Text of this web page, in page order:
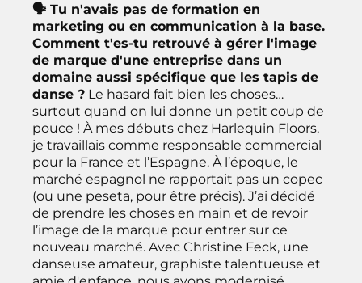
🗣 Tu n'avais pas de formation en
marketing ou en communication à la base.
Comment t'es-tu retrouvé à gérer l'image
de marque d'une entreprise dans un
domaine aussi spécifique que les tapis de
danse ? Le hasard fait bien les choses…
surtout quand on lui donne un petit coup de
pouce ! À mes débuts chez Harlequin Floors,
je travaillais comme responsable commercial
pour la France et l’Espagne. À l’époque, le
marché espagnol ne rapportait pas un copec
(ou une peseta, pour être précis). J’ai décidé
de prendre les choses en main et de revoir
l’image de la marque pour entrer sur ce
nouveau marché. Avec Christine Feck, une
danseuse amateur, graphiste talentueuse et